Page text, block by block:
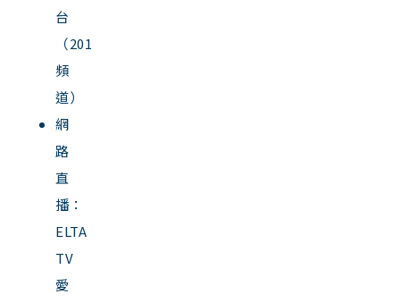
台
（201
頻
道）
網
路
直
播：
ELTA
TV
愛